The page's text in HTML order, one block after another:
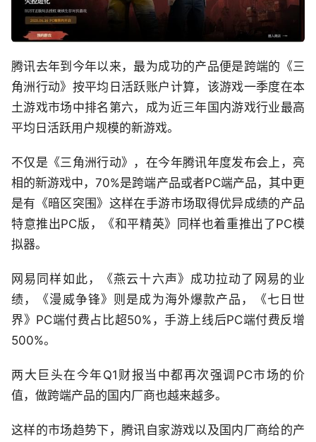
腾讯去年到今年以来，最为成功的产品便是跨端的《三
角洲行动》按平均日活跃账户计算，该游戏一季度在本
土游戏市场中排名第六，成为近三年国内游戏行业最高
平均日活跃用户规模的新游戏。
不仅是《三角洲行动》，在今年腾讯年度发布会上，亮
相的新游戏中，70%是跨端产品或者PC端产品，其中更
是有《暗区突围》这样在手游市场取得优异成绩的产品
特意推出PC版，《和平精英》同样也着重推出了PC模
拟器。
网易同样如此，《燕云十六声》成功拉动了网易的业
绩，《漫威争锋》则是成为海外爆款产品，《七日世
界》PC端付费占比超50%，手游上线后PC端付费反增
500%。
两大巨头在今年Q1财报当中都再次强调PC市场的价
值，做跨端产品的国内厂商也越来越多。
这样的市场趋势下，腾讯自家游戏以及国内厂商给的产